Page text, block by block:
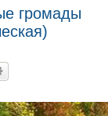
громады